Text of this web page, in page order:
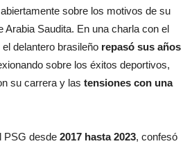
sobre los motivos de su
Arabia Saudita. En una charla con el
el delantero brasileño repasó sus años
sobre los éxitos deportivos,
su carrera y las tensiones con una
PSG desde 2017 hasta 2023, confesó